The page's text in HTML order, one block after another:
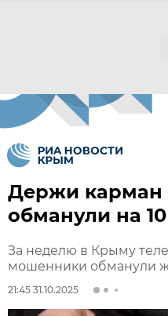
Держи карман
обманули на
За неделю в Крыму
мошенники обманули
21:45 31.10.2025